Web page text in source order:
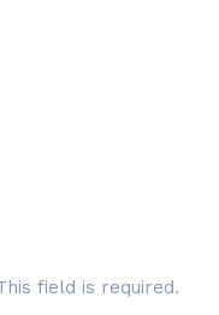
field is required.